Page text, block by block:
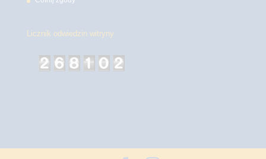
Licznik odwiedzin witryny